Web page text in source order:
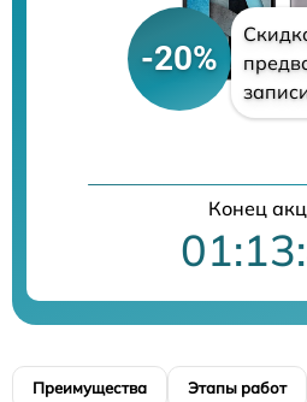
-20%
Конец
Преимущества Этапы работ